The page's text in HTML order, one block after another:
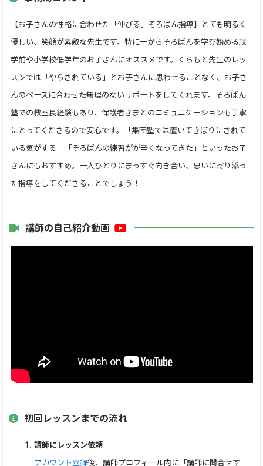
「そろばん3級の取得には何年かかる？現役珠算講師が合格の
秘訣を大公開！」
「そろばんは何級まで取れば武器になる？中学受験や将来に
役立つ級をチェック！」
「そろばんは何級から難しい？現役珠算講師が難易度の境界
「そろばんの見取り算ってなに？現役珠算講師が上手くなる
コツを伝授します」
「オンラインそろばんのデメリットも味方に！上手く活用し
て成長を加速させよう」
「【完全ガイド】そろばん検定の種類を解説！試験内容や難
びる子どもの秘密」
「【ビギナー注目】そろばんのかけ算のやり方を解説！最速
桁の計算方法は？」
「【初心者OK】そろばんの割り算のやり方を現役珠算講師が
▼ 対象者（幼児から大人まで歓迎）
幼児・小学生・中学生・高校生・大人
【お子さんの性格に合わせた「伸びる」そろばん指導】とても明るく
優しい、笑顔が素敵な先生です。特に一からそろばんを学び始める就
学前や小学校低学年のお子さんにオススメです。くらもと先生のレッ
スンでは「やらされている」とお子さんに思わせることなく、お子さ
んのペースに合わせた無理のないサポートをしてくれます。そろばん
塾での教室長経験もあり、保護者さまとのコミュニケーションも丁寧
にとってくださるので安心です。「集団塾では置いてきぼりにされて
いる気がする」「そろばんの練習がが辛くなってきた」といったお子
さんにもおすすめ。一人ひとりにまっすぐ向き合い、思いに寄り添っ
た指導をしてくださることでしょう！
講師の自己紹介動画
初回レッスンまでの流れ
講師にレッスン依頼
アカウント登録後、講師プロフィール内に「講師に問合せす